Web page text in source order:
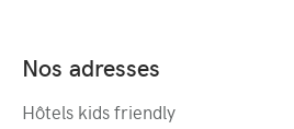
Nos adresses
Hôtels kids friendly